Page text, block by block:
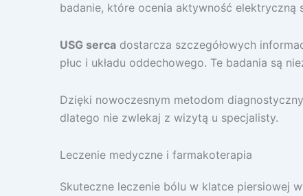
badanie, które ocenia aktywność elektryczną
USG serca dostarcza szczegółowych
płuc i układu oddechowego. Te badania są
Dzięki nowoczesnym metodom
dlatego nie zwlekaj z wizytą u specjalisty.
Leczenie medyczne i farmakoterapia
Skuteczne leczenie bólu w klatce piersiowej